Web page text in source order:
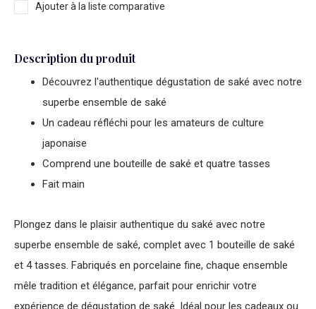
Ajouter à la liste comparative
Description du produit
Découvrez l'authentique dégustation de saké avec notre
superbe ensemble de saké
Un cadeau réfléchi pour les amateurs de culture
japonaise
Comprend une bouteille de saké et quatre tasses
Fait main
Plongez dans le plaisir authentique du saké avec notre
superbe ensemble de saké, complet avec 1 bouteille de saké
et 4 tasses. Fabriqués en porcelaine fine, chaque ensemble
mêle tradition et élégance, parfait pour enrichir votre
expérience de dégustation de saké. Idéal pour les cadeaux ou